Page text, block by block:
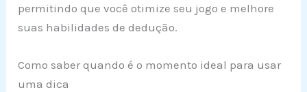
permitindo que você otimize seu jogo e melhore
suas habilidades de dedução.
Como saber quando é o momento ideal para usar
uma dica